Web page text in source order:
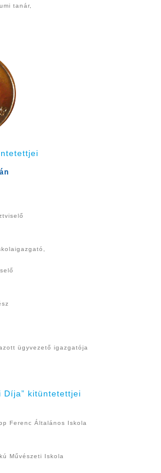
tanár,
ügyvezető igazgatója
Díja” kitüntetettjei
Ferenc Általános Iskola
Művészeti Iskola